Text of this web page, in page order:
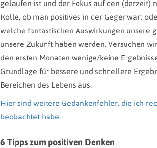
gelaufen ist und der Fokus auf den (derzeit)
Rolle, ob man positives in der Gegenwart
welche fantastischen Auswirkungen unsere
unsere Zukunft haben werden. Versuchen
den ersten Monaten wenige/keine
Grundlage für bessere und schnellere
Bereichen des Lebens aus.
Hier sind weitere Gedankenfehler, die ich
beobachtet habe.
6 Tipps zum positiven Denken